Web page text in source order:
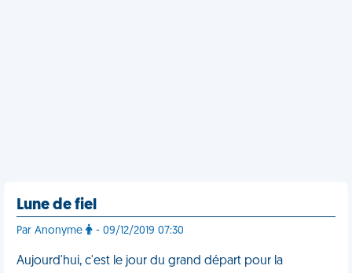
Lune de fiel
Par Anonyme - 09/12/2019 07:30
Aujourd'hui, c'est le jour du grand départ pour la